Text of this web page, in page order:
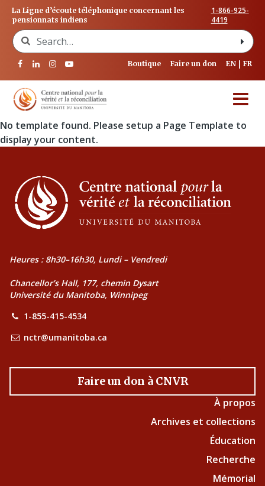
La Ligne d’écoute téléphonique concernant les
pensionnats indiens
1-866-925-
4419
Search for:
Boutique Faire un don EN FR
No template found. Please setup a Page Template to
display your content.
Heures : 8h30–16h30, Lundi – Vendredi
Chancellor’s Hall, 177, chemin Dysart
Université du Manitoba, Winnipeg
1-855-415-4534
nctr@umanitoba.ca
Faire un don à CNVR
À propos
Archives et collections
Éducation
Recherche
Mémorial